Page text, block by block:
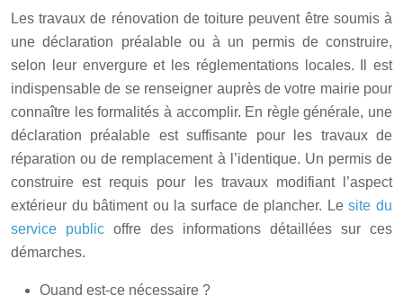
Les travaux de rénovation de toiture peuvent être soumis à
une déclaration préalable ou à un permis de construire,
selon leur envergure et les réglementations locales. Il est
indispensable de se renseigner auprès de votre mairie pour
connaître les formalités à accomplir. En règle générale, une
déclaration préalable est suffisante pour les travaux de
réparation ou de remplacement à l’identique. Un permis de
construire est requis pour les travaux modifiant l’aspect
extérieur du bâtiment ou la surface de plancher. Lesite du
service public offre des informations détaillées sur ces
démarches.
Quand est-ce nécessaire ?